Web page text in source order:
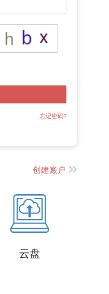
创建账户
云盘